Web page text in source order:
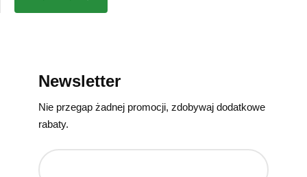
Newsletter
Nie przegap żadnej promocji, zdobywaj dodatkowe
rabaty.